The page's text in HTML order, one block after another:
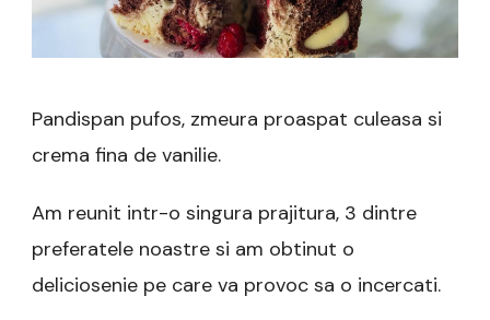
Pandispan pufos, zmeura proaspat culeasa si
crema fina de vanilie.
Am reunit intr-o singura prajitura, 3 dintre
preferatele noastre si am obtinut o
deliciosenie pe care va provoc sa o incercati.